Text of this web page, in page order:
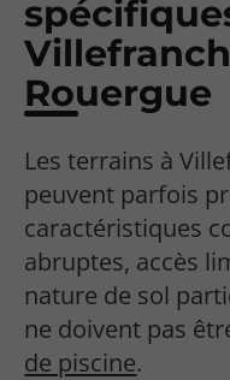
Rouergue
Les terrains à
peuvent parfois
caractéristiques
abruptes, accès
nature de sol
ne doivent pas
de piscine.